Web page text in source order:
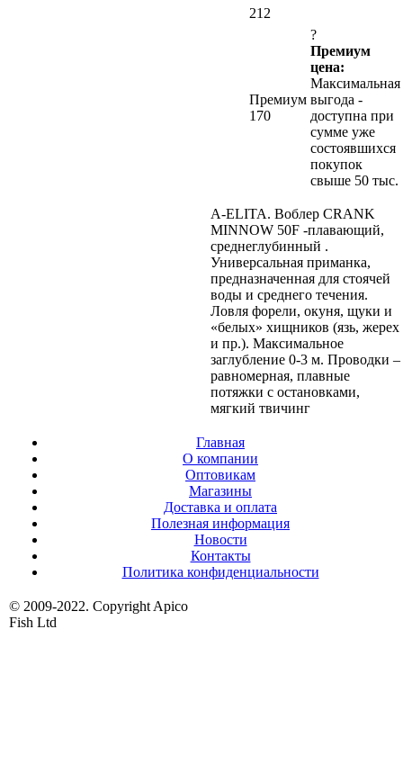
212
Премиум
170
?
Премиум
цена:
Максимальная
выгода -
доступна при
сумме уже
состоявшихся
покупок
свыше 50 тыс.
A-ELITA. Воблер CRANK
MINNOW 50F -плавающий,
среднеглубинный .
Универсальная приманка,
предназначенная для стоячей
воды и среднего течения.
Ловля форели, окуня, щуки и
«белых» хищников (язь, жерех
и пр.). Максимальное
заглубление 0-3 м. Проводки –
равномерная, плавные
потяжки с остановками,
мягкий твичинг
Главная
О компании
Оптовикам
Магазины
Доставка и оплата
Полезная информация
Новости
Контакты
Политика конфиденциальности
© 2009-2022. Copyright Apico
Fish Ltd